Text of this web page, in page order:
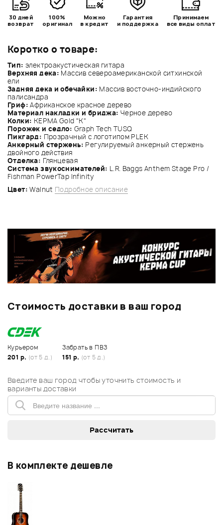
Коротко о товаре:
Тип: электроакустическая гитара
Верхняя дека: Массив североамериканской ситхинской
ели
Задняя дека и обечайки: Массив восточно-индийского
палисандра
Гриф:Африканское красное дерево
Материал накладки и бриджа: Черное дерево
Колки: KEPMA Gold "K"
Порожек и седло: Graph Tech TUSQ
Пикгард: Прозрачный с логотипом PLEK
Анкерный стержень: Регулируемый анкерный стержень
двойного действия
Отделка: Глянцевая
Система звукоснимателей: L.R. Baggs Anthem Stage Pro /
Fishman PowerTap Infinity
Цвет:Walnut Подробное описание
30 дней
возврат
100%
оригинал
Можно
в кредит
Гарантия
и поддержка
Принимаем
все виды оплат
Стоимость доставки в ваш город
Курьером
201 р. (от 5 д.)
Забрать в ПВЗ
151 р. (от 5 д.)
Введите ваш город чтобы уточнить стоимость и
варианты доставки
В комплекте дешевле